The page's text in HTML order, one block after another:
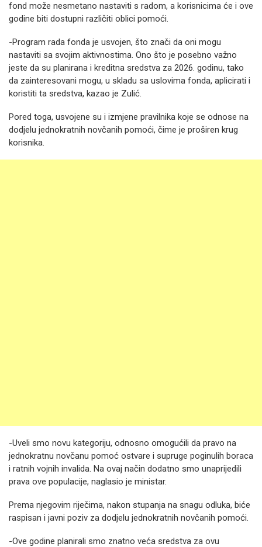
fond može nesmetano nastaviti s radom, a korisnicima će i ove
godine biti dostupni različiti oblici pomoći.
-Program rada fonda je usvojen, što znači da oni mogu
nastaviti sa svojim aktivnostima. Ono što je posebno važno
jeste da su planirana i kreditna sredstva za 2026. godinu, tako
da zainteresovani mogu, u skladu sa uslovima fonda, aplicirati i
koristiti ta sredstva, kazao je Zulić.
Pored toga, usvojene su i izmjene pravilnika koje se odnose na
dodjelu jednokratnih novčanih pomoći, čime je proširen krug
korisnika.
-Uveli smo novu kategoriju, odnosno omogućili da pravo na
jednokratnu novčanu pomoć ostvare i supruge poginulih boraca
i ratnih vojnih invalida. Na ovaj način dodatno smo unaprijedili
prava ove populacije, naglasio je ministar.
Prema njegovim riječima, nakon stupanja na snagu odluka, biće
raspisan i javni poziv za dodjelu jednokratnih novčanih pomoći.
-Ove godine planirali smo znatno veća sredstva za ovu